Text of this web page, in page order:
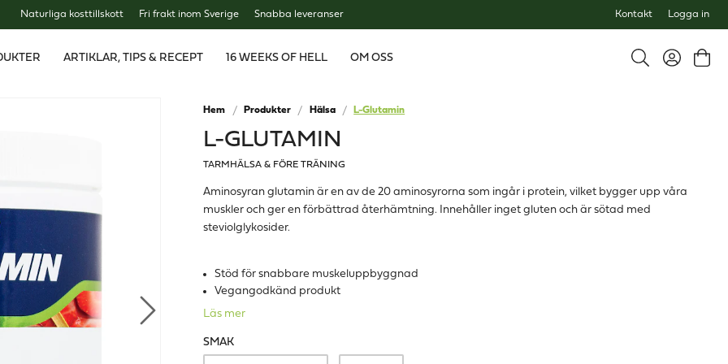
Naturliga kosttillskott Fri frakt inom Sverige Snabba leveranser Kontakt Logga in
ARTIKLAR, TIPS & RECEPT 16 WEEKS OF HELL OM OSS
Hem Produkter Hälsa L-Glutamin
L-GLUTAMIN
TARMHÄLSA & FÖRE TRÄNING
Aminosyran glutamin är en av de 20 aminosyrorna som ingår i protein, vilket bygger upp våra
muskler och ger en förbättrad återhämtning. Innehåller inget gluten och är sötad med
steviolglykosider.
Stöd för snabbare muskeluppbyggnad
Vegangodkänd produkt
Läs mer
SMAK